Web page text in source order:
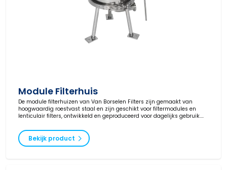
Module Filterhuis
De module filterhuizen van Van Borselen Filters zijn gemaakt van
hoogwaardig roestvast staal en zijn geschikt voor filtermodules en
lenticulair filters, ontwikkeld en geproduceerd voor dagelijks gebruik.
zonder druppelverlies. Door de vele mogelijke opties op dit filterhuis is
het altijd optimaal in te richten voor uw specifieke toepassing.
Bekijk product